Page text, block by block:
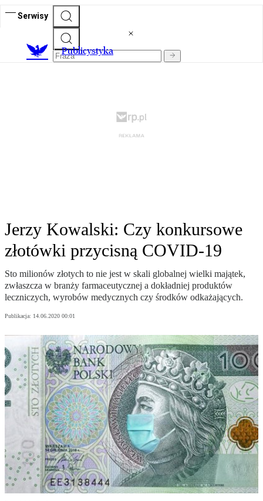
Serwisy
Publicystyka
Jerzy Kowalski: Czy konkursowe
złotówki przycisną COVID-19
Sto milionów złotych to nie jest w skali globalnej wielki majątek,
zwłaszcza w branży farmaceutycznej a dokładniej produktów
leczniczych, wyrobów medycznych czy środków odkażających.
Publikacja: 14.06.2020 00:01